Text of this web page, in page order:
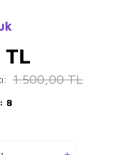
TL
1.500,00TL
8